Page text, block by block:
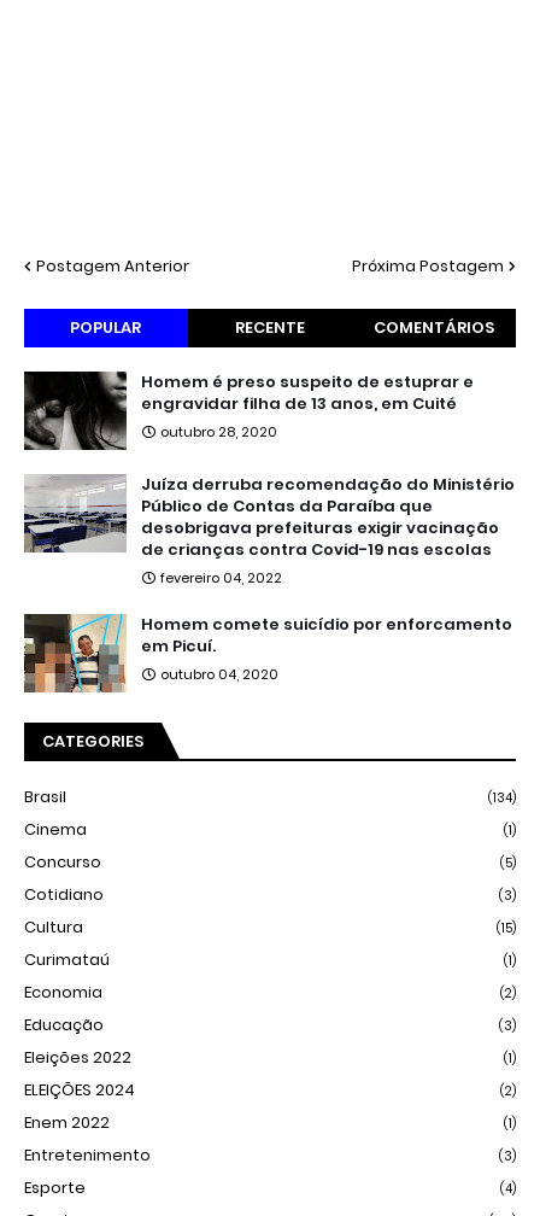
Postagem Anterior Próxima Postagem
POPULAR RECENTE COMENTÁRIOS
Homem é preso suspeito de estuprar e
engravidar filha de 13 anos, em Cuité
outubro 28, 2020
Juíza derruba recomendação do Ministério
Público de Contas da Paraíba que
desobrigava prefeituras exigir vacinação
de crianças contra Covid-19 nas escolas
fevereiro 04, 2022
Homem comete suicídio por enforcamento
em Picuí.
outubro 04, 2020
CATEGORIES
Brasil (134)
Cinema (1)
Concurso (5)
Cotidiano (3)
Cultura (15)
Curimataú (1)
Economia (2)
Educação (3)
Eleições 2022 (1)
ELEIÇÕES 2024 (2)
Enem 2022 (1)
Entretenimento (3)
Esporte (4)